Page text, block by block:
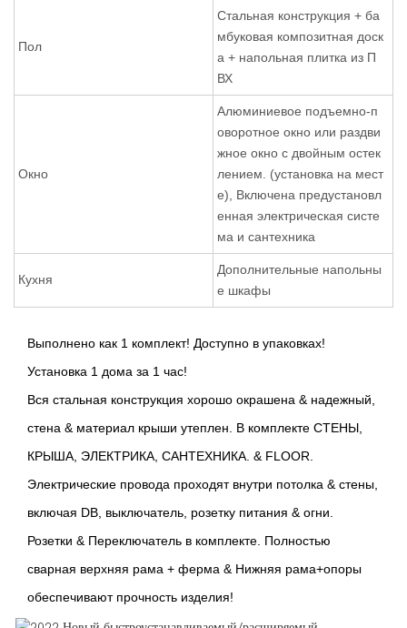
Пол
Стальная конструкция + ба
мбуковая композитная доск
а + напольная плитка из П
ВХ
Окно
Алюминиевое подъемно-п
оворотное окно или раздви
жное окно с двойным остек
лением. (установка на мест
е), Включена предустановл
енная электрическая систе
ма и сантехника
Кухня
Дополнительные напольны
е шкафы
Выполнено как 1 комплект! Доступно в упаковках!
Установка 1 дома за 1 час!
Вся стальная конструкция хорошо окрашена & надежный,
стена & материал крыши утеплен. В комплекте СТЕНЫ,
КРЫША, ЭЛЕКТРИКА, САНТЕХНИКА. & FLOOR.
Электрические провода проходят внутри потолка & стены,
включая DB, выключатель, розетку питания & огни.
Розетки & Переключатель в комплекте. Полностью
сварная верхняя рама + ферма & Нижняя рама+опоры
обеспечивают прочность изделия!